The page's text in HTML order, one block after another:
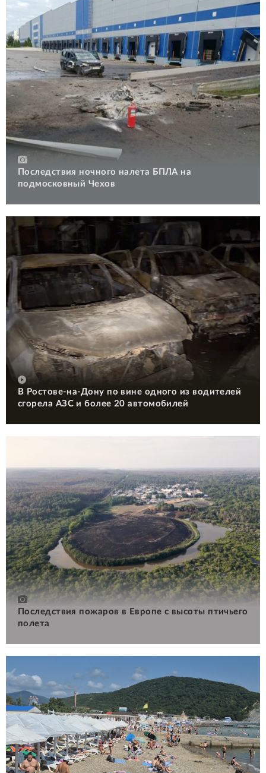
Последствия ночного налета БПЛА на
подмосковный Чехов
В Ростове-на-Дону по вине одного из водителей
сгорела АЗС и более 20 автомобилей
Последствия пожаров в Европе с высоты птичьего
полета